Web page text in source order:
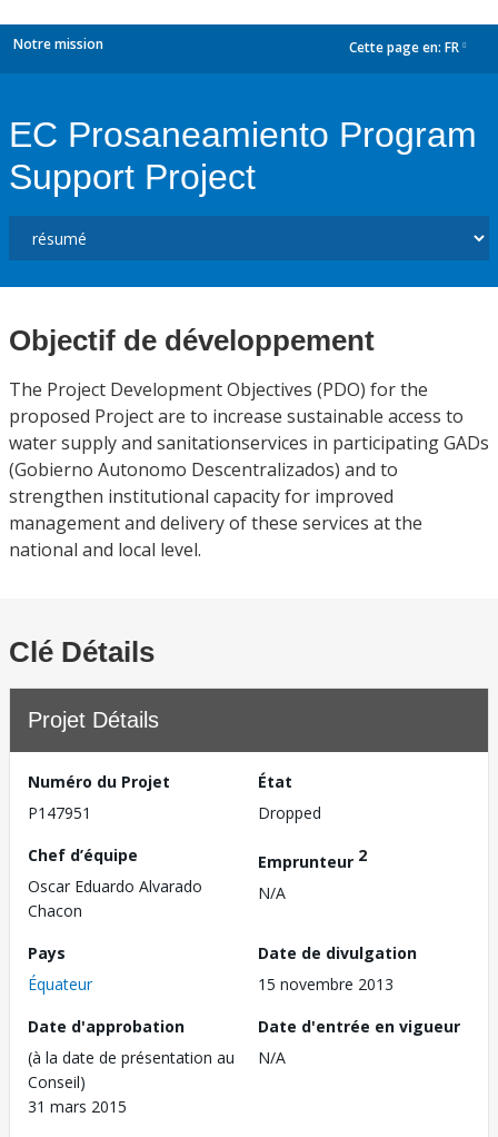
Notre mission Cette page en: FR
EC Prosaneamiento Program
Support Project
Objectif de développement
The Project Development Objectives (PDO) for the
proposed Project are to increase sustainable access to
water supply and sanitationservices in participating GADs
(Gobierno Autonomo Descentralizados) and to
strengthen institutional capacity for improved
management and delivery of these services at the
national and local level.
Clé Détails
Projet Détails
Numéro du Projet
P147951
État
Dropped
Chef d’équipe
Oscar Eduardo Alvarado
Chacon
Emprunteur 2
N/A
Pays
Équateur
Date de divulgation
15 novembre 2013
Date d'approbation
(à la date de présentation au
Conseil)
31 mars 2015
Date d'entrée en vigueur
N/A